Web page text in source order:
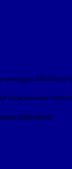
messaggio all'indirizzo
della password tramite
elettronica!